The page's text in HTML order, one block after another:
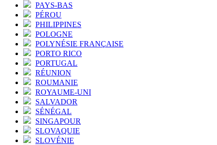
PAYS-BAS
PÉROU
PHILIPPINES
POLOGNE
POLYNÉSIE FRANÇAISE
PORTO RICO
PORTUGAL
RÉUNION
ROUMANIE
ROYAUME-UNI
SALVADOR
SÉNÉGAL
SINGAPOUR
SLOVAQUIE
SLOVÉNIE